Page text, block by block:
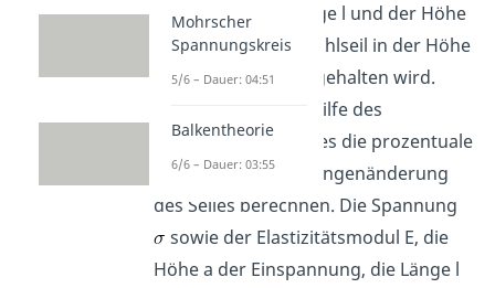
Stahlträger der Länge l und der Höhe
h, der von einem Stahlseil in der Höhe
a über dem Balken gehalten wird.
Nun wollen wir mithilfe des
hookeschen Gesetzes die prozentuale
Dehnung und die Längenänderung
des Seiles berechnen. Die Spannung
sowie der Elastizitätsmodul E, die
Höhe a der Einspannung, die Länge l
Mohrscher
Spannungskreis
5/6 – Dauer: 04:51
Balkentheorie
6/6 – Dauer: 03:55